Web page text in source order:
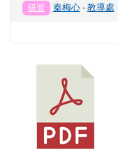
研習 秦梅心-教導處